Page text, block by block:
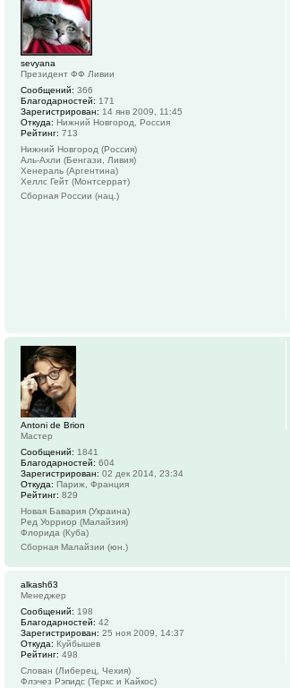
sevyana
Президент ФФ Ливии
Сообщений: 366
Благодарностей: 171
Зарегистрирован: 14 янв 2009, 11:45
Откуда: Нижний Новгород, Россия
Рейтинг: 713
Нижний Новгород (Россия)
Аль-Ахли (Бенгази, Ливия)
Хенераль (Аргентина)
Хеллс Гейт (Монтсеррат)
Сборная России (нац.)
Antoni de Brion
Мастер
Сообщений: 1841
Благодарностей: 604
Зарегистрирован: 02 дек 2014, 23:34
Откуда: Париж, Франция
Рейтинг: 829
Новая Бавария (Украина)
Ред Уорриор (Малайзия)
Флорида (Куба)
Сборная Малайзии (юн.)
alkash63
Менеджер
Сообщений: 198
Благодарностей: 42
Зарегистрирован: 25 ноя 2009, 14:37
Откуда: Куйбышев
Рейтинг: 498
Слован (Либерец, Чехия)
Флэчез Рэпидс (Теркс и Кайкос)